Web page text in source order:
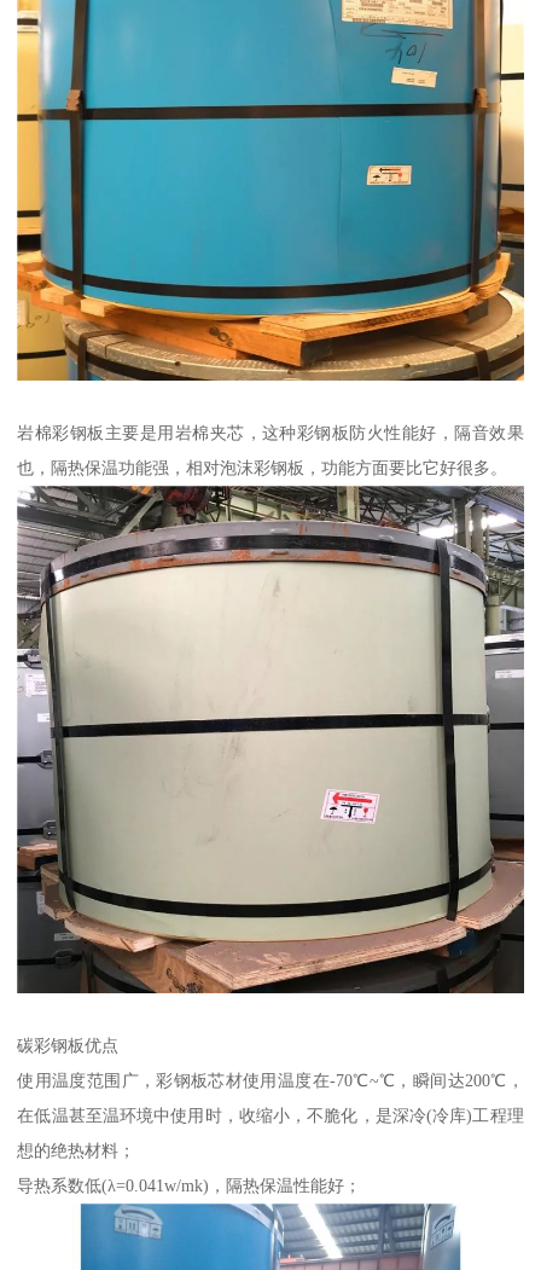
岩棉彩钢板主要是用岩棉夹芯，这种彩钢板防火性能好，隔音效果
也，隔热保温功能强，相对泡沫彩钢板，功能方面要比它好很多。
碳彩钢板优点
使用温度范围广，彩钢板芯材使用温度在-70℃~℃，瞬间达200℃，
在低温甚至温环境中使用时，收缩小，不脆化，是深冷(冷库)工程理
想的绝热材料；
导热系数低(λ=0.041w/mk)，隔热保温性能好；